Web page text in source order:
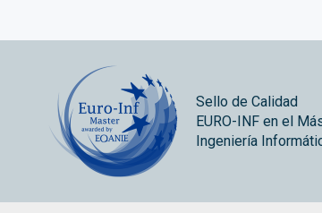
Sello de Calidad
EURO-INF en el
Ingeniería